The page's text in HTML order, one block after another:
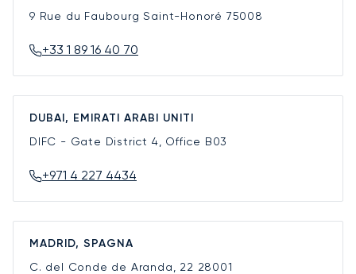
9 Rue du Faubourg Saint-Honoré 75008
+33 1 89 16 40 70
DUBAI, EMIRATI ARABI UNITI
DIFC - Gate District 4, Office B03
+971 4 227 4434
MADRID, SPAGNA
C. del Conde de Aranda, 22 28001